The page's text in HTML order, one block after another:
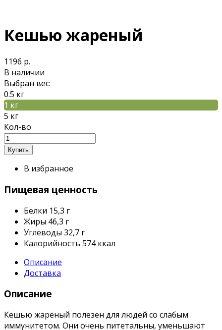
Кешью жареный
1196 р.
В наличии
Выбран вес:
0.5 кг
1 кг
5 кг
Кол-во
В избранное
Пищевая ценность
Белки 15,3 г
Жиры 46,3 г
Углеводы 32,7 г
Калорийность 574 ккал
Описание
Доставка
Описание
Кешью жареный полезен для людей со слабым
иммунитетом. Они очень питетальны, уменьшают